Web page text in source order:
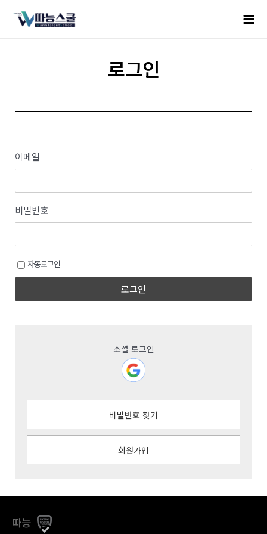
로그인
이메일
비밀번호
자동로그인
로그인
소셜 로그인
비밀번호 찾기
회원가입
따능